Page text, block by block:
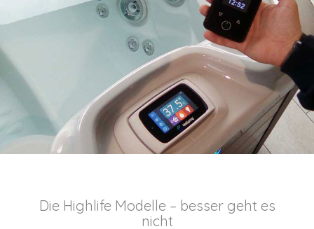
Die Highlife Modelle – besser geht es
nicht